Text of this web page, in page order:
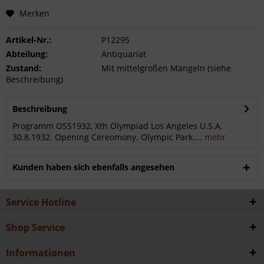
Merken
Artikel-Nr.:
P12295
Abteilung:
Antiquariat
Zustand:
Mit mittelgroßen Mängeln (siehe
Beschreibung)
Beschreibung
Programm OSS1932, Xth Olympiad Los Angeles U.S.A.
30.8.1932. Opening Cereomony. Olympic Park.... mehr
Kunden haben sich ebenfalls angesehen
Service Hotline
Shop Service
Informationen